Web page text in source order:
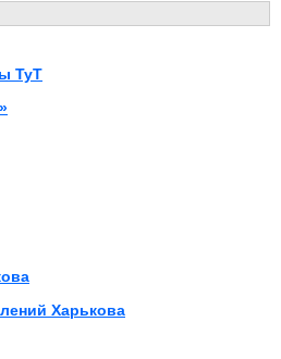
ТуТ
Харькова